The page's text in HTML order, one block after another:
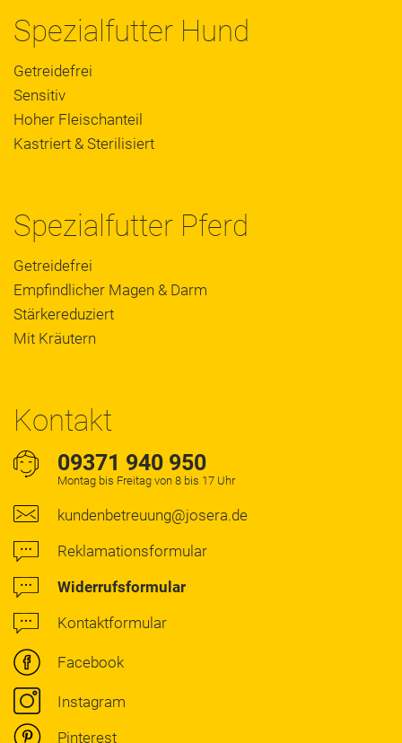
Spezialfutter Hund
Getreidefrei
Sensitiv
Hoher Fleischanteil
Kastriert & Sterilisiert
Spezialfutter Pferd
Getreidefrei
Empfindlicher Magen & Darm
Stärkereduziert
Mit Kräutern
Kontakt
09371 940 950
Montag bis Freitag von 8 bis 17 Uhr
kundenbetreuung@josera.de
Reklamationsformular
Widerrufsformular
Kontaktformular
Facebook
Instagram
Pinterest